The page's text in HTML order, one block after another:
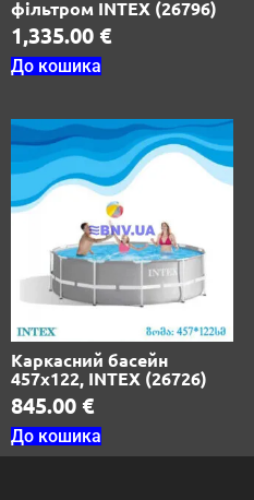
фільтром INTEX (26796)
1,335.00 €
До кошика
Каркасний басейн
457х122, INTEX (26726)
845.00 €
До кошика